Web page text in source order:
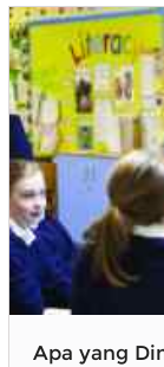
Apa yang